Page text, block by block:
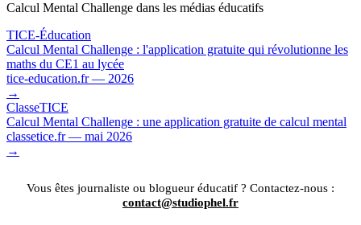
Calcul Mental Challenge dans les médias éducatifs
TICE-Éducation
Calcul Mental Challenge : l'application gratuite qui révolutionne les
maths du CE1 au lycée
tice-education.fr — 2026
→
ClasseTICE
Calcul Mental Challenge : une application gratuite de calcul mental
classetice.fr — mai 2026
→
Vous êtes journaliste ou blogueur éducatif ? Contactez-nous :
contact@studiophel.fr